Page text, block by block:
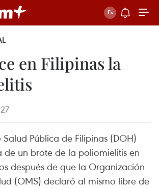
en Filipinas la
Salud Pública de Filipinas (DOH)
de un brote de la poliomielitis en
después de que la Organización
(OMS) declaró al mismo libre de